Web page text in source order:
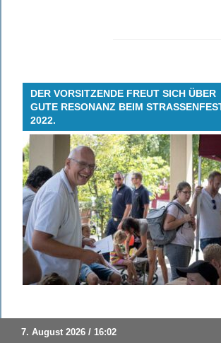
DER VORSITZENDE FREUT SICH ÜBER
GUTE RESONANZ BEIM STRASSENFEST
022.
7. August 2026 / 16:02